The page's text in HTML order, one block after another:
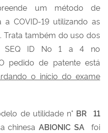
um método de
COVID-19 utilizando as
Trata também do uso dos
SEQ ID No 1 a 4 no
pedido de patente está
o início do exame
de utilidade n° BR 11
chinesaABIONIC SAfoi